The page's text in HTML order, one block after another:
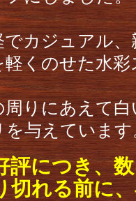
でカジュアル
軽くのせた水
周りにあえて
を与えています
評につき、
切れる前に